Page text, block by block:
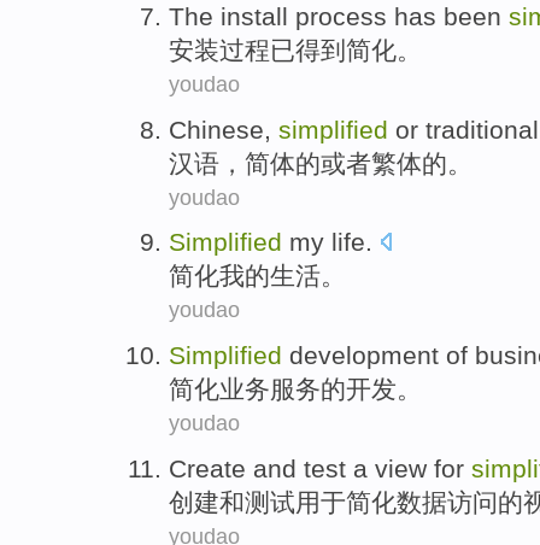
The install process has been
安装过程已得到 简化。
youdao
Chinese simplified or traditional
汉语 ， 简体的或者繁体的。
youdao
Simplified my life.
简化我的生活。
youdao
Simplified development of
简化业务服务的开发。
youdao
Create and test a view for
创建和测试用于简化数据访问的
youdao